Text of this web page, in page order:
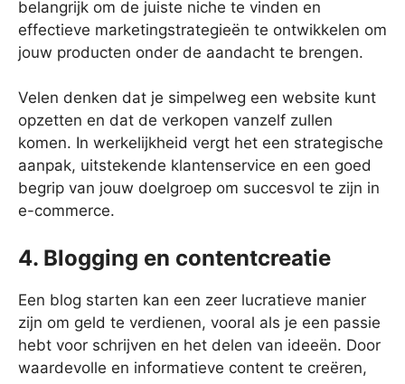
belangrijk om de juiste niche te vinden en
effectieve marketingstrategieën te ontwikkelen om
jouw producten onder de aandacht te brengen.
Velen denken dat je simpelweg een website kunt
opzetten en dat de verkopen vanzelf zullen
komen. In werkelijkheid vergt het een strategische
aanpak, uitstekende klantenservice en een goed
begrip van jouw doelgroep om succesvol te zijn in
e-commerce.
4. Blogging en contentcreatie
Een blog starten kan een zeer lucratieve manier
zijn om geld te verdienen, vooral als je een passie
hebt voor schrijven en het delen van ideeën. Door
waardevolle en informatieve content te creëren,